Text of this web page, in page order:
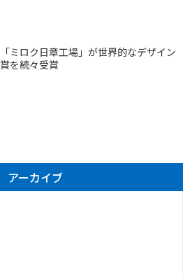
「ミロク日章工場」が世界的なデザイン
賞を続々受賞
アーカイブ